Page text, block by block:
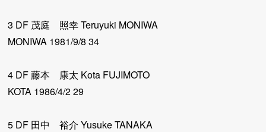
3 DF 茂庭 照幸 Teruyuki MONIWA
MONIWA 1981/9/8 34
4 DF 藤本 康太 Kota FUJIMOTO
KOTA 1986/4/2 29
5 DF 田中 裕介 Yusuke TANAKA